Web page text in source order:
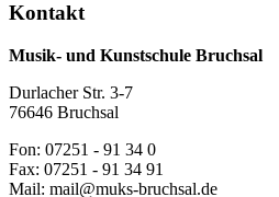
Kontakt
Musik- und Kunstschule Bruchsal
Durlacher Str. 3-7
76646 Bruchsal
Fon: 07251 - 91 34 0
Fax: 07251 - 91 34 91
Mail: mail@muks-bruchsal.de